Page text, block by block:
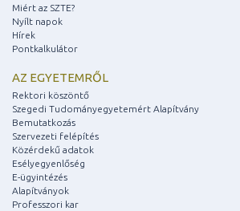
Miért az SZTE?
Nyílt napok
Hírek
Pontkalkulátor
AZ EGYETEMRŐL
Rektori köszöntő
Szegedi Tudományegyetemért Alapítvány
Bemutatkozás
Szervezeti felépítés
Közérdekű adatok
Esélyegyenlőség
E-ügyintézés
Alapítványok
Professzori kar